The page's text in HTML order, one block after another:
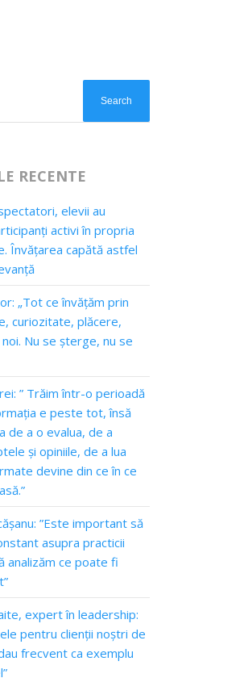
RECENTE
elevii au
activi în propria
Învățarea capătă astfel
„Tot ce învățăm prin
curiozitate, plăcere,
Nu se șterge, nu se
” Trăim într-o perioadă
e peste tot, însă
de a o evalua, de a
și opiniile, de a lua
devine din ce în ce
”Este important să
asupra practicii
analizăm ce poate fi
expert în leadership:
pentru clienții noștri de
frecvent ca exemplu